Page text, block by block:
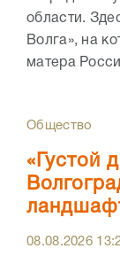
области.
Волга», на
матера
Общество
«Густой
08.08.2026